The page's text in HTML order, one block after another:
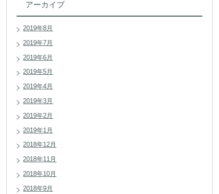
アーカイブ
2019年8月
2019年7月
2019年6月
2019年5月
2019年4月
2019年3月
2019年2月
2019年1月
2018年12月
2018年11月
2018年10月
2018年9月